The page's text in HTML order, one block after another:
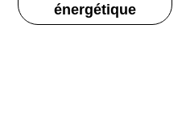
énergétique